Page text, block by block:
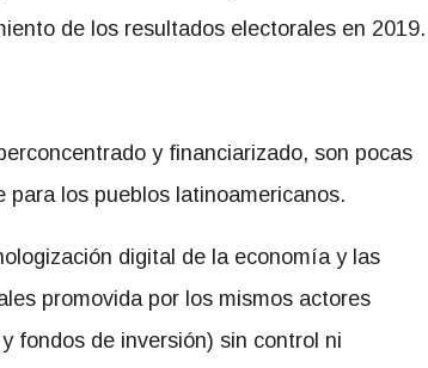
de los resultados electorales en 2019.
y financiarizado, son pocas
los pueblos latinoamericanos.
digital de la economía y las
promovida por los mismos actores
fondos de inversión) sin control ni